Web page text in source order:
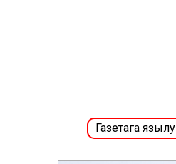
Газетага язылу